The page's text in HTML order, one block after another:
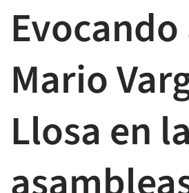
Evocando
Mario
Llosa en